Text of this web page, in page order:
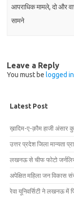
आपराधिक मामले, दो और
सामने
Leave a Reply
You must be logged in
Latest Post
ख़ादिम-ए-क़ौम हाजी अंसार
उत्तर प्रदेश जिला मान्यता
लखनऊ से चीफ फोटो
अपेक्षित महिला जन विकास
रेवा यूनिवर्सिटी ने लखनऊ में